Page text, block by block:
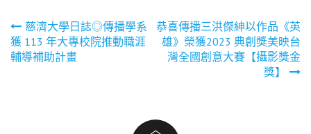
文
章
慈濟大學日誌◎傳播學系
獲 113 年大專校院推動職涯
輔導補助計畫
恭喜傳播三洪傑紳以作品《英
雄》榮獲2023 典創獎美映台
灣全國創意大賽【攝影獎金
獎】